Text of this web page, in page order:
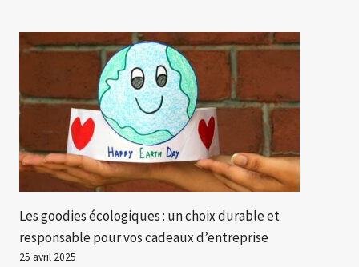
Les goodies écologiques : un choix durable et
responsable pour vos cadeaux d’entreprise
25 avril 2025